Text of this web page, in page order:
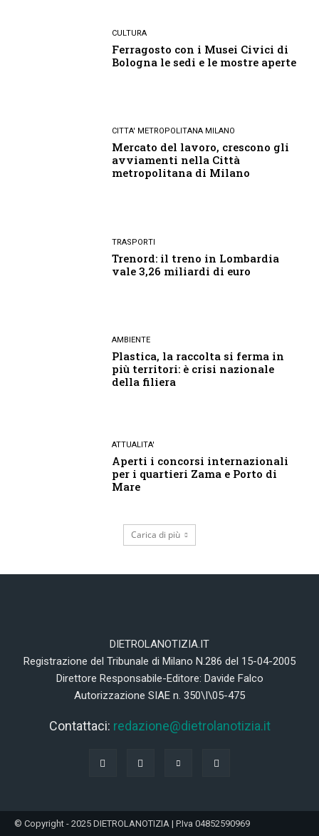
CULTURA
Ferragosto con i Musei Civici di
Bologna le sedi e le mostre aperte
CITTA' METROPOLITANA MILANO
Mercato del lavoro, crescono gli
avviamenti nella Città
metropolitana di Milano
TRASPORTI
Trenord: il treno in Lombardia
vale 3,26 miliardi di euro
AMBIENTE
Plastica, la raccolta si ferma in
più territori: è crisi nazionale
della filiera
ATTUALITA'
Aperti i concorsi internazionali
per i quartieri Zama e Porto di
Mare
Carica di più
DIETROLANOTIZIA.IT
Registrazione del Tribunale di Milano N.286 del 15-04-2005
Direttore Responsabile-Editore: Davide Falco
Autorizzazione SIAE n. 350\I\05-475
Contattaci: redazione@dietrolanotizia.it
© Copyright - 2025 DIETROLANOTIZIA | P.Iva 04852590969